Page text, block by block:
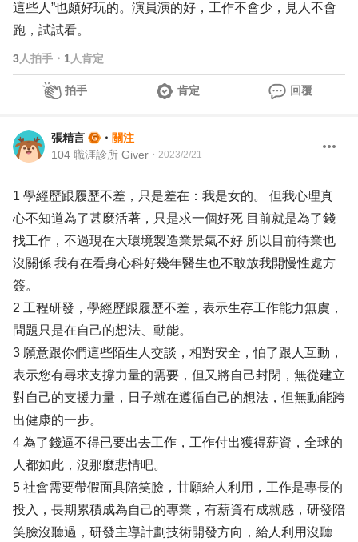
這些人”也頗好玩的。演員演的好，工作不會少，見人不會
跑，試試看。
3人拍手 ・ 1 人肯定
拍手 肯定 回覆
張精言 ・ 關注
104 職涯診所 Giver ・ 2023/2/21
1 學經歷跟履歷不差，只是差在：我是女的。 但我心理真
心不知道為了甚麼活著，只是求一個好死 目前就是為了錢
找工作，不過現在大環境製造業景氣不好 所以目前待業也
沒關係 我有在看身心科好幾年醫生也不敢放我開慢性處方
簽。
2 工程研發，學經歷跟履歷不差，表示生存工作能力無虞，
問題只是在自己的想法、動能。
3 願意跟你們這些陌生人交談，相對安全，怕了跟人互動，
表示您有尋求支撐力量的需要，但又將自己封閉，無從建立
對自己的支援力量，日子就在遵循自己的想法，但無動能跨
出健康的一步。
4 為了錢逼不得已要出去工作，工作付出獲得薪資，全球的
人都如此，沒那麼悲情吧。
5 社會需要帶假面具陪笑臉，甘願給人利用，工作是專長的
投入，長期累積成為自己的專業，有薪資有成就感，研發陪
笑臉沒聽過，研發主導計劃技術開發方向，給人利用沒聽